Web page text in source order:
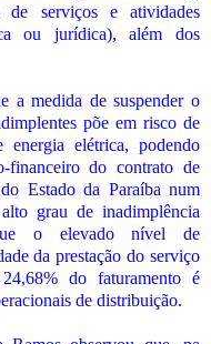
de serviços e atividades
ou jurídica), além dos
a medida de suspender o
põe em risco de
elétrica, podendo
financeiro do contrato de
Estado da Paraíba num
grau de inadimplência
o elevado nível de
da prestação do serviço
24,68% do faturamento é
de distribuição.